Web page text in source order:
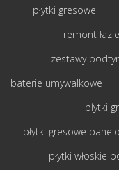
płytki gresowe
remont
zestawy
baterie umywalkowe
płytki
płytki gresowe
płytki włoskie